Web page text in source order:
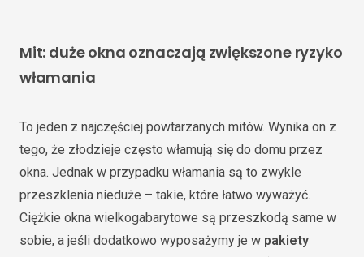
Mit: duże okna oznaczają zwiększone ryzyko
włamania
To jeden z najczęściej powtarzanych mitów. Wynika on z
tego, że złodzieje często włamują się do domu przez
okna. Jednak w przypadku włamania są to zwykle
przeszklenia nieduże – takie, które łatwo wyważyć.
Ciężkie okna wielkogabarytowe są przeszkodą same w
sobie, a jeśli dodatkowo wyposażymy je w pakiety